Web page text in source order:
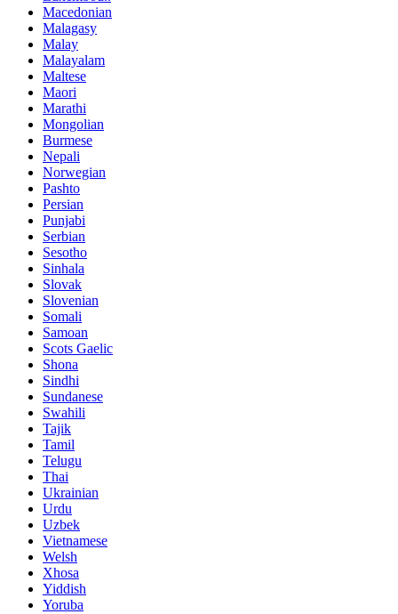
Macedonian
Malagasy
Malay
Malayalam
Maltese
Maori
Marathi
Mongolian
Burmese
Nepali
Norwegian
Pashto
Persian
Punjabi
Serbian
Sesotho
Sinhala
Slovak
Slovenian
Somali
Samoan
Scots Gaelic
Shona
Sindhi
Sundanese
Swahili
Tajik
Tamil
Telugu
Thai
Ukrainian
Urdu
Uzbek
Vietnamese
Welsh
Xhosa
Yiddish
Yoruba